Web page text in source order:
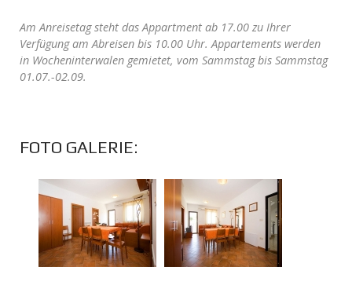
Am Anreisetag steht das Appartment ab 17.00 zu Ihrer
Verfügung am Abreisen bis 10.00 Uhr. Appartements werden
in Wocheninterwalen gemietet, vom Sammstag bis Sammstag
01.07.-02.09.
FOTO GALERIE: